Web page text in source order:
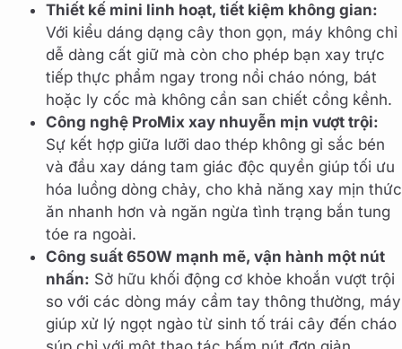
Thiết kế mini linh hoạt, tiết kiệm không gian:
Với kiểu dáng dạng cây thon gọn, máy không chỉ
dễ dàng cất giữ mà còn cho phép bạn xay trực
tiếp thực phẩm ngay trong nồi cháo nóng, bát
hoặc ly cốc mà không cần san chiết cồng kềnh.
Công nghệ ProMix xay nhuyễn mịn vượt trội:
Sự kết hợp giữa lưỡi dao thép không gỉ sắc bén
và đầu xay dáng tam giác độc quyền giúp tối ưu
hóa luồng dòng chảy, cho khả năng xay mịn thức
ăn nhanh hơn và ngăn ngừa tình trạng bắn tung
tóe ra ngoài.
Công suất 650W mạnh mẽ, vận hành một nút
nhấn: Sở hữu khối động cơ khỏe khoắn vượt trội
so với các dòng máy cầm tay thông thường, máy
giúp xử lý ngọt ngào từ sinh tố trái cây đến cháo